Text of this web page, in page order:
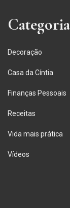
Decoração
Casa da Cíntia
Finanças Pessoais
Receitas
Vida mais prática
Vídeos